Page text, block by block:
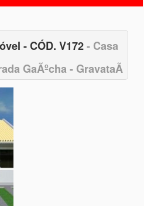
- CÓD. V172- Casa
GaÃºcha - GravataÃ­